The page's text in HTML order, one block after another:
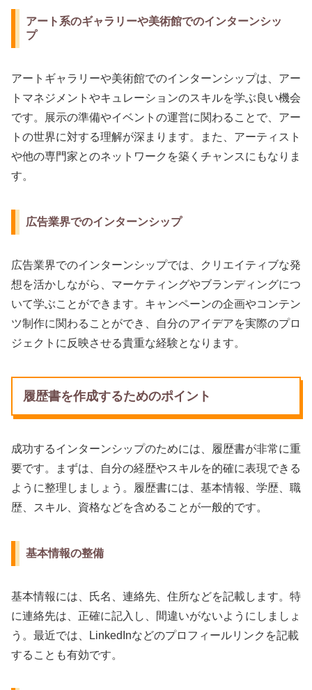
アート系のギャラリーや美術館でのインターンシッ
プ
アートギャラリーや美術館でのインターンシップは、アー
トマネジメントやキュレーションのスキルを学ぶ良い機会
です。展示の準備やイベントの運営に関わることで、アー
トの世界に対する理解が深まります。また、アーティスト
や他の専門家とのネットワークを築くチャンスにもなりま
す。
広告業界でのインターンシップ
広告業界でのインターンシップでは、クリエイティブな発
想を活かしながら、マーケティングやブランディングにつ
いて学ぶことができます。キャンペーンの企画やコンテン
ツ制作に関わることができ、自分のアイデアを実際のプロ
ジェクトに反映させる貴重な経験となります。
履歴書を作成するためのポイント
成功するインターンシップのためには、履歴書が非常に重
要です。まずは、自分の経歴やスキルを的確に表現できる
ように整理しましょう。履歴書には、基本情報、学歴、職
歴、スキル、資格などを含めることが一般的です。
基本情報の整備
基本情報には、氏名、連絡先、住所などを記載します。特
に連絡先は、正確に記入し、間違いがないようにしましょ
う。最近では、LinkedInなどのプロフィールリンクを記載
することも有効です。